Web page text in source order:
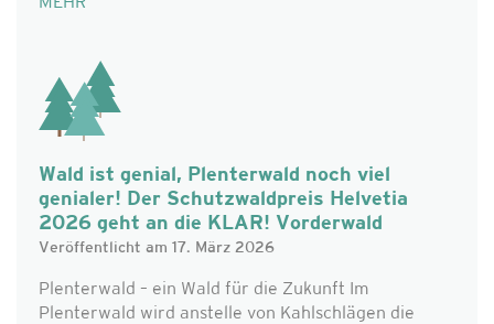
Wald ist genial, Plenterwald noch viel
genialer! Der Schutzwaldpreis Helvetia
2026 geht an die KLAR! Vorderwald
Veröffentlicht am 17. März 2026
Plenterwald – ein Wald für die Zukunft Im
Plenterwald wird anstelle von Kahlschlägen die